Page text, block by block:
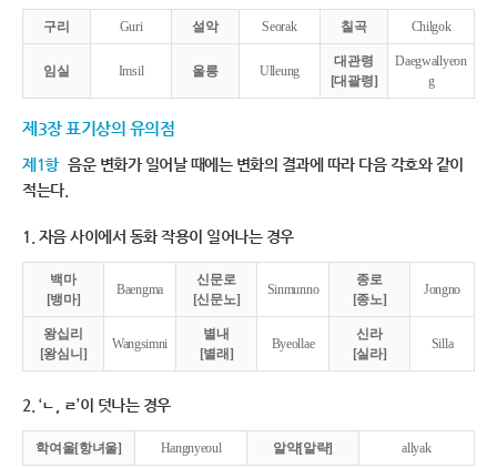
구리 Guri 설악 Seorak 칠곡 Chilgok
임실 Imsil 울릉 Ulleung
대관령
[대괄령]
Daegwallyeon
g
제3장 표기상의 유의점
제1항 음운 변화가 일어날 때에는 변화의 결과에 따라 다음 각호와 같이
적는다.
1. 자음 사이에서 동화 작용이 일어나는 경우
백마
[뱅마]
Baengma
신문로
[신문노]
Sinmunno
종로
[종노]
Jongno
왕십리
[왕심니]
Wangsimni
별내
[별래]
Byeollae
신라
[실라]
Silla
2. ‘ㄴ, ㄹ’이 덧나는 경우
학여울[항녀울] Hangnyeoul 알약[알략] allyak